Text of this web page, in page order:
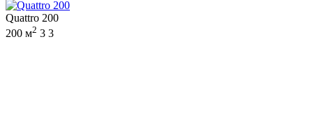
Quattro 200
200 м2 3 3